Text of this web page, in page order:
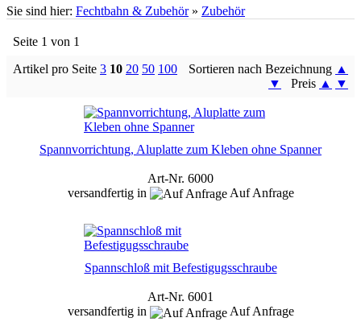
Sie sind hier: Fechtbahn & Zubehör» Zubehör
Seite 1 von 1
Artikel pro Seite 3 10 20 50 100 Sortieren nach Bezeichnung ▲
▼
Preis ▲ ▼
Spannvorrichtung, Aluplatte zum Kleben ohne Spanner
Art-Nr. 6000
versandfertig in
Auf Anfrage
Spannschloß mit Befestigugsschraube
Art-Nr. 6001
versandfertig in
Auf Anfrage